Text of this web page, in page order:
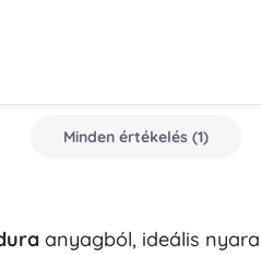
Minden értékelés(1)
anyagból, ideális